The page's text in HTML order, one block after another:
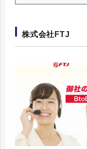
株式会社FTJ